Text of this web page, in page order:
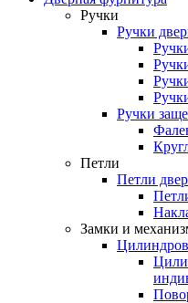
Ручки
Ручки
Ручки
Петли
Петли
Замки и